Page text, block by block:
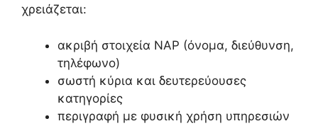
χρειάζεται:
ακριβή στοιχεία NAP (όνομα, διεύθυνση,
τηλέφωνο)
σωστή κύρια και δευτερεύουσες
κατηγορίες
περιγραφή με φυσική χρήση υπηρεσιών